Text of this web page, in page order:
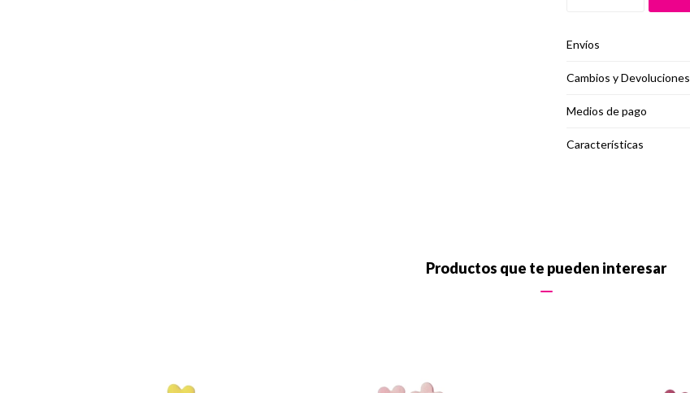
Envíos
Cambios y Devoluciones
Medios de pago
Características
Productos que te pueden interesar